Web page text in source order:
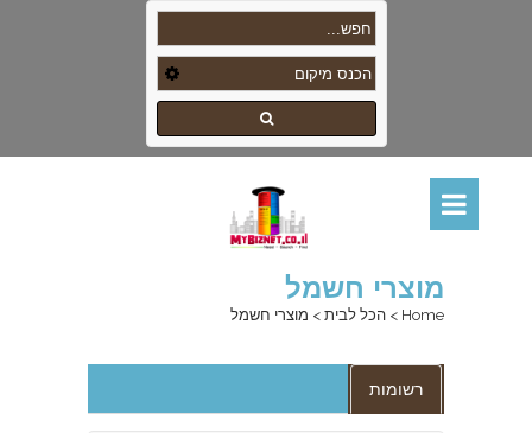
מוצרי חשמל
Home
> הכל לבית > מוצרי חשמל
רשומות